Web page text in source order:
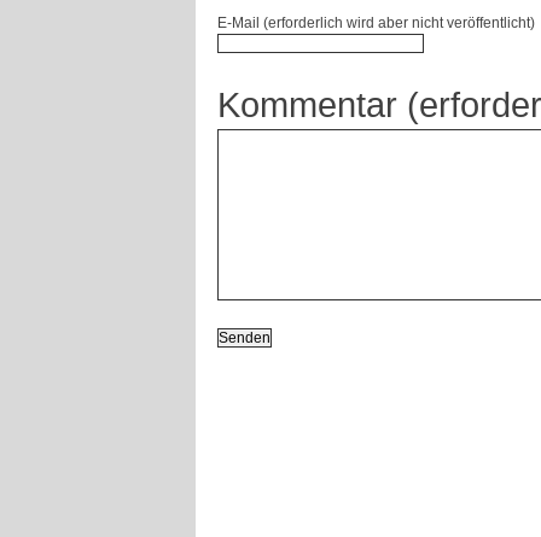
E-Mail (erforderlich wird aber nicht veröffentlicht)
Kommentar